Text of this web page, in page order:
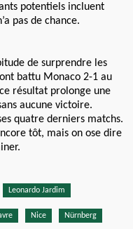
potentiels incluent
pas de chance.
de surprendre les
battu Monaco 2-1 au
résultat prolonge une
aucune victoire.
quatre derniers matchs.
tôt, mais on ose dire
Leonardo Jardim
Nice Nürnberg